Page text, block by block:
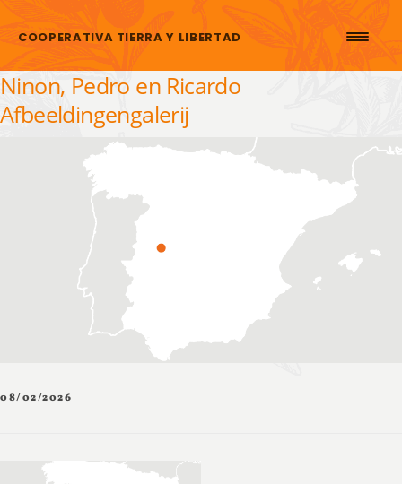
COOPERATIVA TIERRA Y LIBERTAD
Ninon, Pedro en Ricardo
Afbeeldingengalerij
08/02/2026